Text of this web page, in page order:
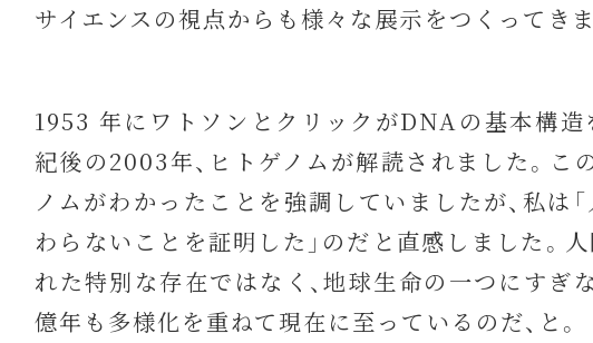
サイエンスの視点からも様々な展示をつくってきま
1953 年にワトソンとクリックがDNAの基本構
紀後の2003年、ヒトゲノムが解読されました。こ
ノムがわかったことを強調していましたが、私は
わらないことを証明した」のだと直感しました。
れた特別な存在ではなく、地球生命の一つにすぎ
億年も多様化を重ねて現在に至っているのだ、と。